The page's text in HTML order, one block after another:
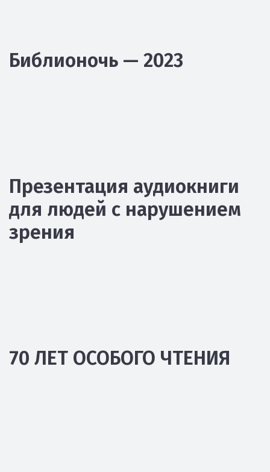
Библионочь — 2023
Презентация аудиокниги
для людей с нарушением
зрения
70 ЛЕТ ОСОБОГО ЧТЕНИЯ